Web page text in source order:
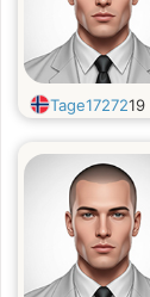
Tage1727219